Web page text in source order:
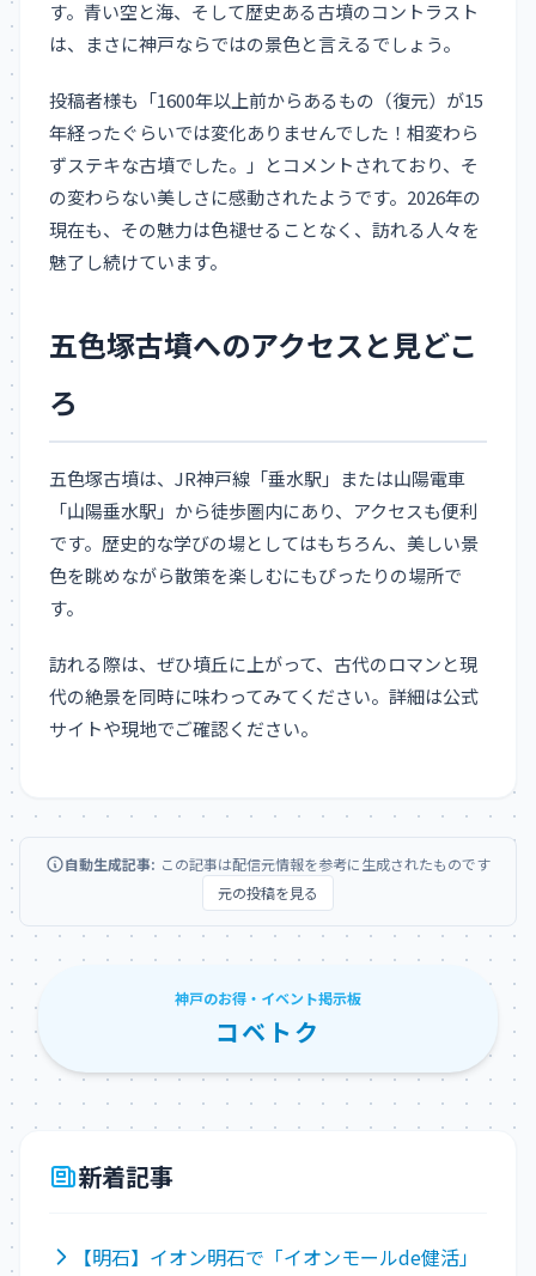
す。青い空と海、そして歴史ある古墳のコントラスト
は、まさに神戸ならではの景色と言えるでしょう。
投稿者様も「1600年以上前からあるもの（復元）が15
年経ったぐらいでは変化ありませんでした！相変わら
ずステキな古墳でした。」とコメントされており、そ
の変わらない美しさに感動されたようです。2026年の
現在も、その魅力は色褪せることなく、訪れる人々を
魅了し続けています。
五色塚古墳へのアクセスと見どこ
ろ
五色塚古墳は、JR神戸線「垂水駅」または山陽電車
「山陽垂水駅」から徒歩圏内にあり、アクセスも便利
です。歴史的な学びの場としてはもちろん、美しい景
色を眺めながら散策を楽しむにもぴったりの場所で
す。
訪れる際は、ぜひ墳丘に上がって、古代のロマンと現
代の絶景を同時に味わってみてください。詳細は公式
サイトや現地でご確認ください。
自動生成記事: この記事は配信元情報を参考に生成されたものです
元の投稿を見る
神戸のお得・イベント掲示板
コベトク
新着記事
【明石】イオン明石で「イオンモールde健活」